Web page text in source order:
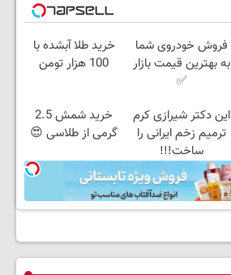
فروش خودروی شما
به بهترین قیمت بازار
✅
خرید طلا آبشده با
100 هزار تومن
این دکتر شیرازی کرم
ترمیم زخم ایرانی را
ساخت!!!
خرید شمش 2.5
گرمی از طلاسی 😍